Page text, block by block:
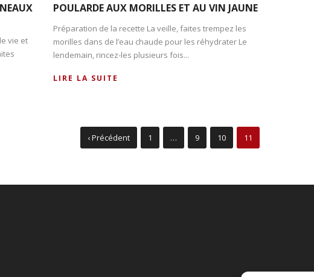
vie et
POULARDE AUX MORILLES ET AU VIN JAUNE
Préparation de la recette La veille, faites trempez les
morilles dans de l’eau chaude pour les réhydrater Le
lendemain, rincez-les plusieurs fois...
LIRE LA SUITE
‹ Précédent 1 … 9 10 11